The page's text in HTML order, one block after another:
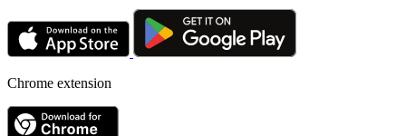
Chrome extension